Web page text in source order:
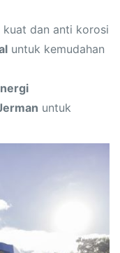
kuat dan anti korosi
untuk kemudahan
untuk